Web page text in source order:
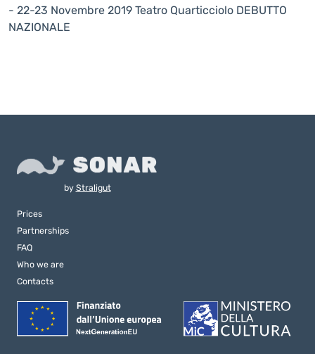
- 22-23 Novembre 2019 Teatro Quarticciolo DEBUTTO
NAZIONALE
by Straligut
Prices
Partnerships
FAQ
Who we are
Contacts